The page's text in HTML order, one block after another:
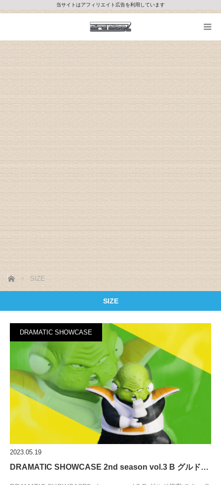
当サイトはアフィリエイト広告を利用しています
ホーム SIZE
SIZE
DRAMATIC SHOWCASE
2023.05.19
DRAMATIC SHOWCASE 2nd season vol.3 B グルド…